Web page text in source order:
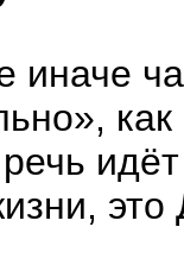
иначе